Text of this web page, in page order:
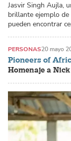
Jasvir Singh Aujla,
brillante ejemplo
pueden encontrar
Pioneers of
Homenaje a
PERSONAS20 mayo